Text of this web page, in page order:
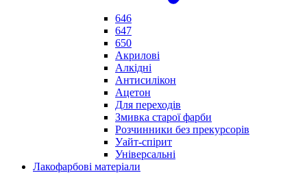
646
647
650
Акрилові
Алкідні
Антисилікон
Ацетон
Для переходів
Змивка старої фарби
Розчинники без прекурсорів
Уайт-спірит
Універсальні
Лакофарбові матеріали